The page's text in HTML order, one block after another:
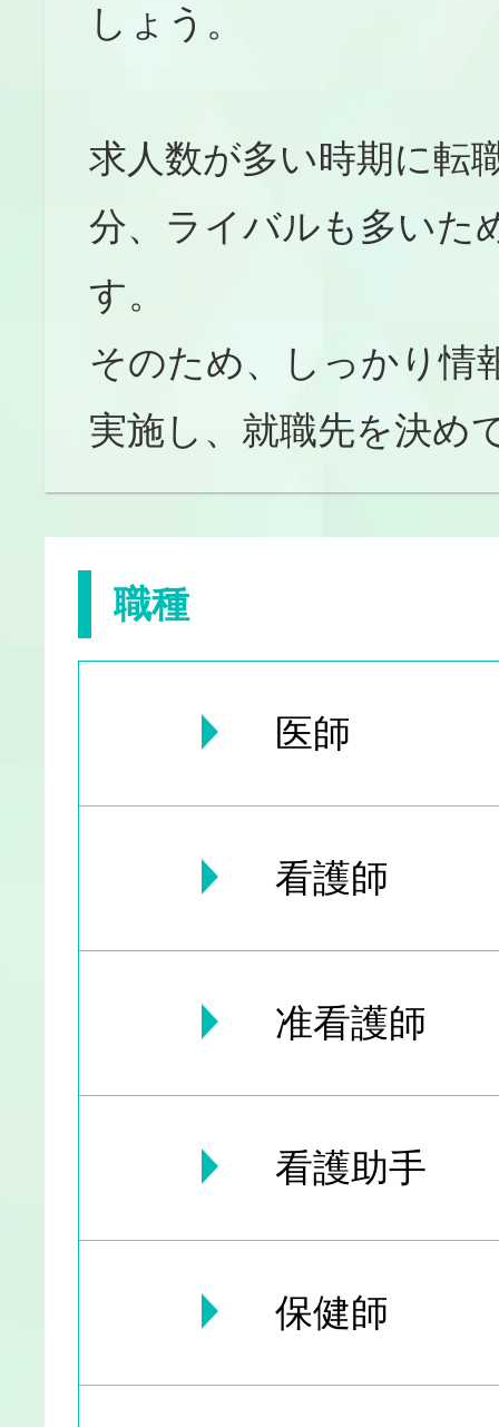
しょう。
求人数が多い時期に転
分、ライバルも多いた
す。
そのため、しっかり情
実施し、就職先を決め
職種
医師
看護師
准看護師
看護助手
保健師